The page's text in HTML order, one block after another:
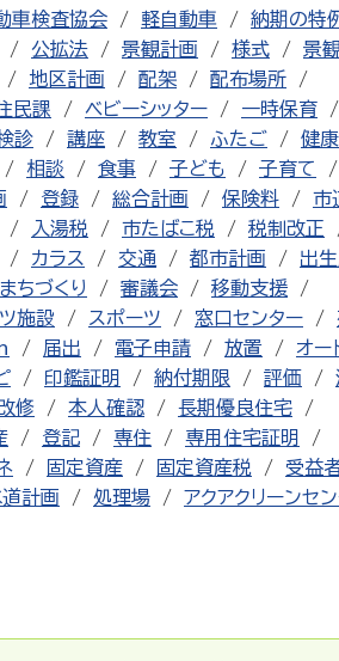
車検査協会 軽自動車
納期の特
公拡法 景観計画 様式
景
地区計画 配架
配布場所
民課 ベビーシッター
一時保育
診 講座 教室 ふたご
健
相談 食事 子ども 子育て
登録 総合計画 保険料
市
入湯税 市たばこ税
税制改正
カラス 交通 都市計画
出
まちづくり 審議会
移動支援
施設 スポーツ 窓口センター
届出 電子申請 放置
オー
印鑑証明 納付期限 評価
修 本人確認
長期優良住宅
登記 専住
専用住宅証明
固定資産 固定資産税
受益
計画 処理場
アクアクリーンセ